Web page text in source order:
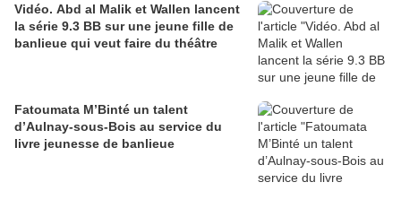
Vidéo. Abd al Malik et Wallen lancent
la série 9.3 BB sur une jeune fille de
banlieue qui veut faire du théâtre
Fatoumata M’Binté un talent
d’Aulnay-sous-Bois au service du
livre jeunesse de banlieue